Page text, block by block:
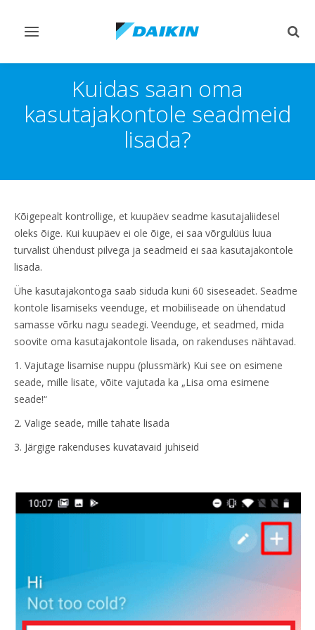
Lülitage
sisse/välja
Kuidas saan oma
kasutajakontole seadmeid
lisada?
Kõigepealt kontrollige, et kuupäev seadme kasutajaliidesel
oleks õige. Kui kuupäev ei ole õige, ei saa võrgulüüs luua
turvalist ühendust pilvega ja seadmeid ei saa kasutajakontole
lisada.
Ühe kasutajakontoga saab siduda kuni 60 siseseadet. Seadme
kontole lisamiseks veenduge, et mobiiliseade on ühendatud
samasse võrku nagu seadegi. Veenduge, et seadmed, mida
soovite oma kasutajakontole lisada, on rakenduses nähtavad.
1. Vajutage lisamise nuppu (plussmärk) Kui see on esimene
seade, mille lisate, võite vajutada ka „Lisa oma esimene
seade!“
2. Valige seade, mille tahate lisada
3. Järgige rakenduses kuvatavaid juhiseid